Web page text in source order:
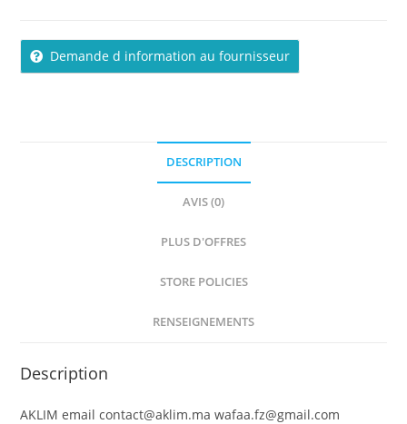
Demande d information au fournisseur
DESCRIPTION
AVIS (0)
PLUS D'OFFRES
STORE POLICIES
RENSEIGNEMENTS
Description
AKLIM email contact@aklim.ma wafaa.fz@gmail.com